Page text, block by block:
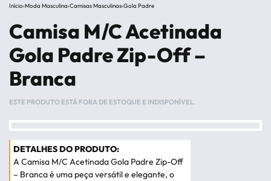
Início›Moda Masculina›Camisas Masculinas›Gola Padre
Camisa M/C Acetinada
Gola Padre Zip-Off –
Branca
ESTE PRODUTO ESTÁ FORA DE ESTOQUE E INDISPONÍVEL.
A Camisa M/C Acetinada Gola Padre Zip-Off
– Branca é uma peça versátil e elegante, o